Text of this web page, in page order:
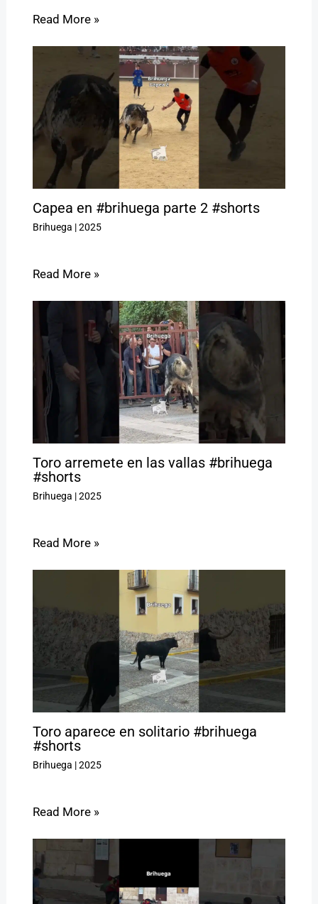
Read More »
Capea en #brihuega parte 2 #shorts
Brihuega |2025
Read More »
Toro arremete en las vallas #brihuega
#shorts
Brihuega |2025
Read More »
Toro aparece en solitario #brihuega
#shorts
Brihuega |2025
Read More »